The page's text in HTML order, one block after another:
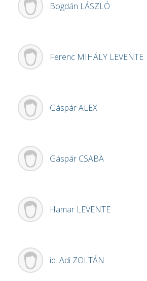
Bogdán LÁSZLÓ
Ferenc MIHÁLY LEVENTE
GáspárALEX
Gáspár CSABA
Hamar LEVENTE
id. Adi ZOLTÁN